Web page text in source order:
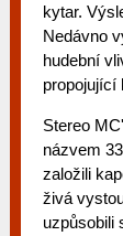
kytar.
Nedávno
hudební
propojující
Stereo
názvem
založili
živá
uzpůsobili